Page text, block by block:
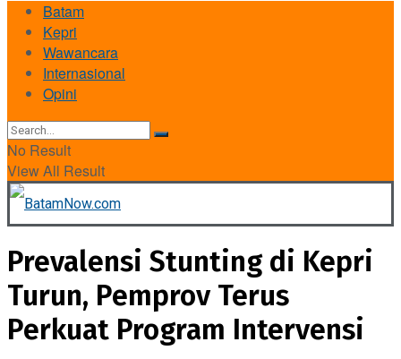
Batam
Kepri
Wawancara
Internasional
Opini
No Result
View All Result
Prevalensi Stunting di Kepri
Turun, Pemprov Terus
Perkuat Program Intervensi